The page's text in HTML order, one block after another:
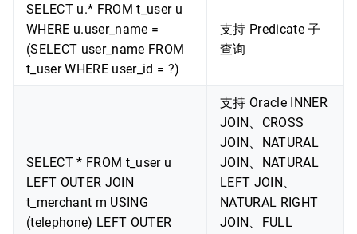
SELECT u.* FROM t_user u
WHERE u.user_name =
(SELECT user_name FROM
t_user WHERE user_id = ?)
支持 Predicate 子
查询
SELECT * FROM t_user u
LEFT OUTER JOIN
t_merchant m USING
(telephone) LEFT OUTER
支持 Oracle INNER
JOIN、CROSS
JOIN、NATURAL
JOIN、NATURAL
LEFT JOIN、
NATURAL RIGHT
JOIN、FULL